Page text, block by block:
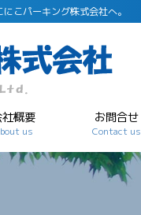
こパーキング株式会社へ。
概要
us
お問合せ
Contact us